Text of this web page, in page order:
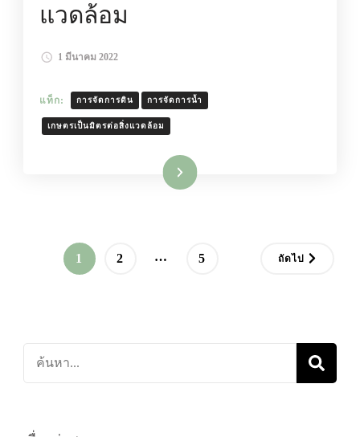
แวดล้อม
1 มีนาคม 2022
แท็ก: การจัดการดิน การจัดการน้ำ
เกษตรเป็นมิตรต่อสิ่งแวดล้อม
อ่านเพิ่มเติม
Posts
หน้า
1 หน้า
2 … หน้า
5 ถัดไป
ค้นหา
เกี่ยว